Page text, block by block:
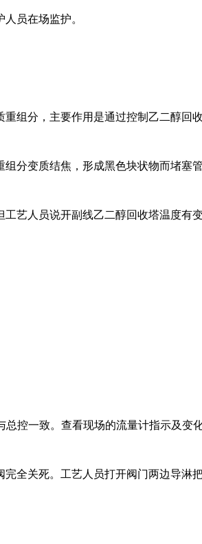
员在场监护。
组分，主要作用是通过控制乙二醇回
分变质结焦，形成黑色块状物而堵塞管
艺人员说开副线乙二醇回收塔温度
总控一致。查看现场的流量计指示及
全关死。工艺人员打开阀门两边导淋把